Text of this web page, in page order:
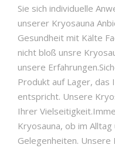
Sie sich individuelle
unserer Kryosauna
Gesundheit mit Kälte
nicht bloß unsre
unsere
Produkt auf Lager, das
entspricht. Unsere
Ihrer
Kryosauna, ob im
Gelegenheiten. Unsere